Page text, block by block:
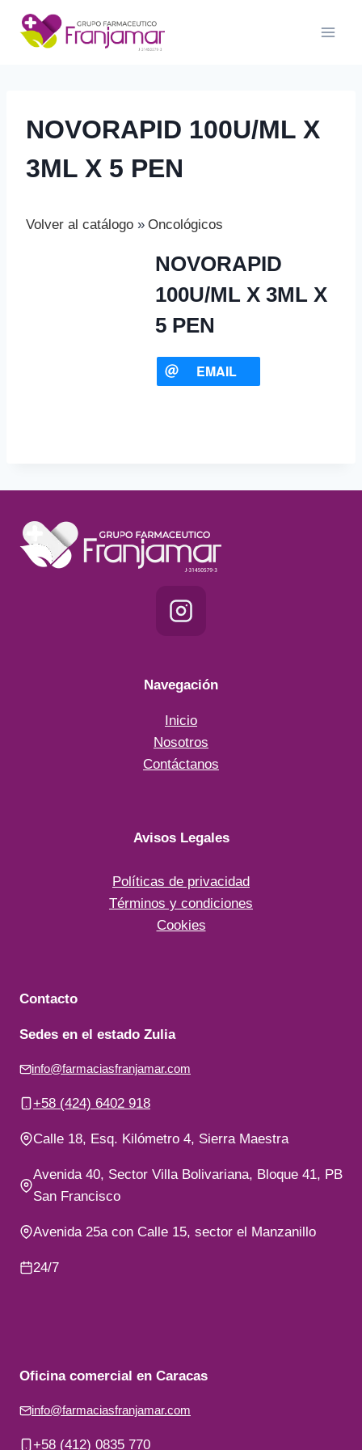
Saltar
contenido
NOVORAPID 100U/ML X
3ML X 5 PEN
Volver al catálogo Oncológicos
NOVORAPID
100U/ML X 3ML X
5 PEN
EMAIL
Navegación
Inicio
Nosotros
Contáctanos
Avisos Legales
Políticas de privacidad
Términos y condiciones
Cookies
Contacto
Sedes en el estado Zulia
info@farmaciasfranjamar.com
+58 (424) 6402 918
Calle 18, Esq. Kilómetro 4, Sierra Maestra
Avenida 40, Sector Villa Bolivariana, Bloque 41, PB
San Francisco
Avenida 25a con Calle 15, sector el Manzanillo
24/7
Oficina comercial en Caracas
info@farmaciasfranjamar.com
+58 (412) 0835 770